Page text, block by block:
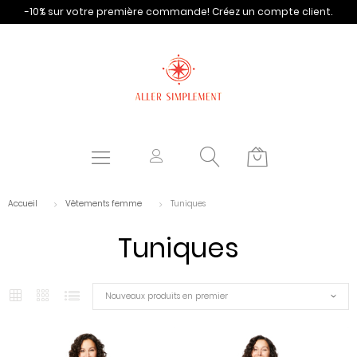
-10% sur votre première commande! Créez un compte client.
Accueil Vêtements femme Tuniques
Tuniques
Nouveaux produits en premier